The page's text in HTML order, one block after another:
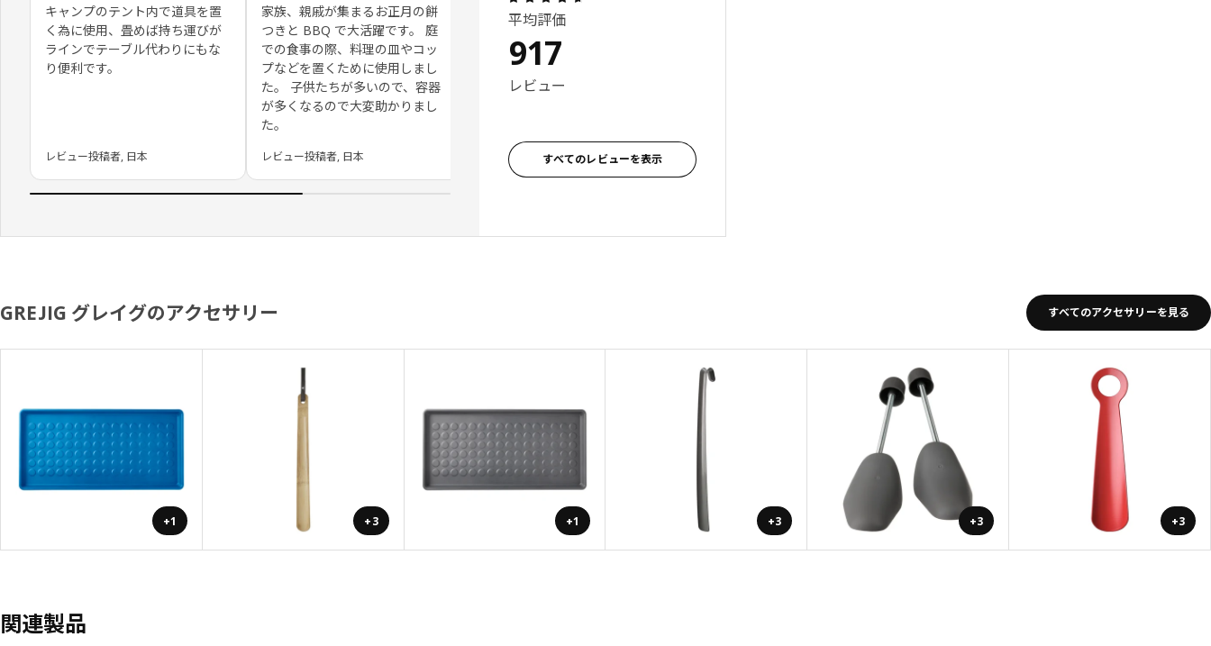
キャンプのテント内で道具を置
く為に使用、畳めば持ち運びが
ラインでテーブル代わりにもな
り便利です。
レビュー投稿者, 日本
家族、親戚が集まるお正月の餅
つきと BBQ で大活躍です。 庭
での食事の際、料理の皿やコッ
プなどを置くために使用しまし
た。 子供たちが多いので、容器
が多くなるので大変助かりまし
た。
レビュー投稿者, 日本
私はジュースラックとしてじゃ
なくて，服置いたり小物入れの
カゴ置いて使用したりしてる！
すごい使いやすい！
レビュー投稿者, 日本
平均評価
917
レビュー
すべてのレビューを表示
GREJIG グレイグのアクセサリー すべてのアクセサリーを見る
+1 +3 +1 +3 +3 +3
関連製品